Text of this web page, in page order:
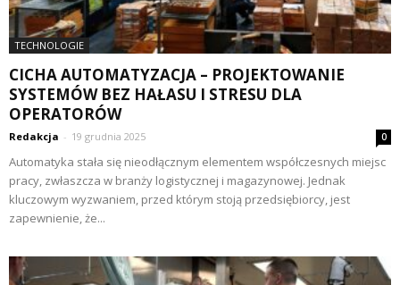
TECHNOLOGIE
CICHA AUTOMATYZACJA – PROJEKTOWANIE
SYSTEMÓW BEZ HAŁASU I STRESU DLA
OPERATORÓW
Redakcja - 19 grudnia 2025 0
Automatyka stała się nieodłącznym elementem współczesnych miejsc
pracy, zwłaszcza w branży logistycznej i magazynowej. Jednak
kluczowym wyzwaniem, przed którym stoją przedsiębiorcy, jest
zapewnienie, że...